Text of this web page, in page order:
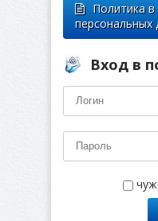
Политика
персональных
Вход в